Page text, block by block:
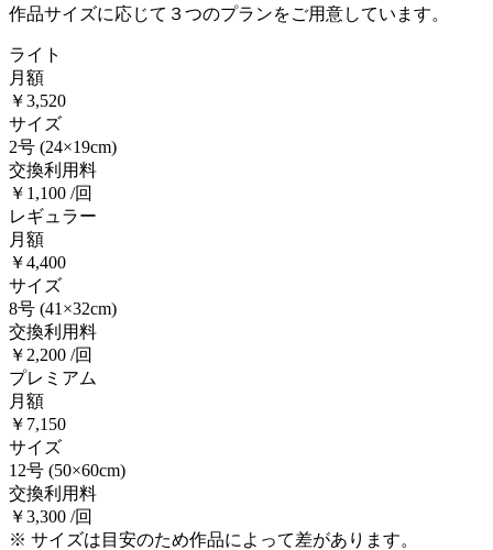
作品サイズに応じて３つのプランをご用意しています。
ライト
月額
￥3,520
サイズ
2号 (24×19cm)
交換利用料
￥1,100 /回
レギュラー
月額
￥4,400
サイズ
8号 (41×32cm)
交換利用料
￥2,200 /回
プレミアム
月額
￥7,150
サイズ
12号 (50×60cm)
交換利用料
￥3,300 /回
※ サイズは目安のため作品によって差があります。